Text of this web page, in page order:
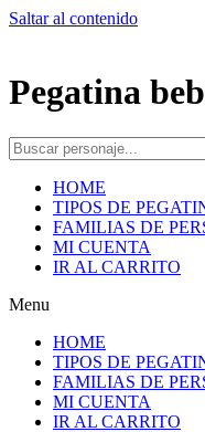
Saltar al contenido
Pegatina
HOME
TIPOS DE
FAMILIAS DE
MI CUENTA
IR AL CARRITO
Menu
HOME
TIPOS DE
FAMILIAS DE
MI CUENTA
IR AL CARRITO